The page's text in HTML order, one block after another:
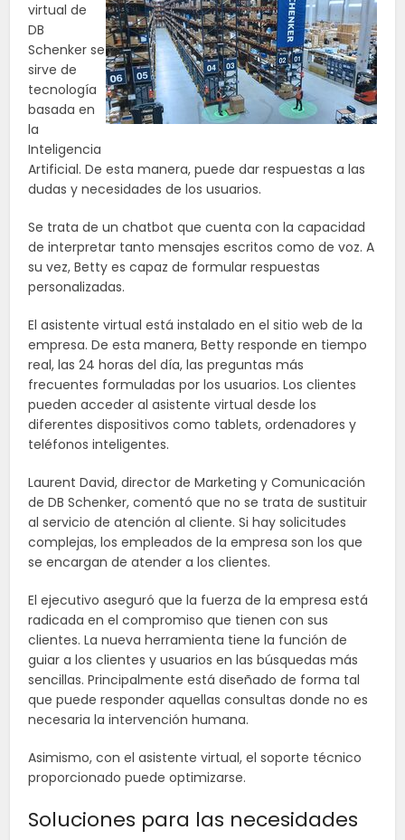
virtual de
DB
Schenker se
sirve de
tecnología
basada en
la
Inteligencia
Artificial. De esta manera, puede dar respuestas a las
dudas y necesidades de los usuarios.
Se trata de un chatbot que cuenta con la capacidad
de interpretar tanto mensajes escritos como de voz. A
su vez, Betty es capaz de formular respuestas
personalizadas.
El asistente virtual está instalado en el sitio web de la
empresa. De esta manera, Betty responde en tiempo
real, las 24 horas del día, las preguntas más
frecuentes formuladas por los usuarios. Los clientes
pueden acceder al asistente virtual desde los
diferentes dispositivos como tablets, ordenadores y
teléfonos inteligentes.
Laurent David, director de Marketing y Comunicación
de DB Schenker, comentó que no se trata de sustituir
al servicio de atención al cliente. Si hay solicitudes
complejas, los empleados de la empresa son los que
se encargan de atender a los clientes.
El ejecutivo aseguró que la fuerza de la empresa está
radicada en el compromiso que tienen con sus
clientes. La nueva herramienta tiene la función de
guiar a los clientes y usuarios en las búsquedas más
sencillas. Principalmente está diseñado de forma tal
que puede responder aquellas consultas donde no es
necesaria la intervención humana.
Asimismo, con el asistente virtual, el soporte técnico
proporcionado puede optimizarse.
Soluciones para las necesidades